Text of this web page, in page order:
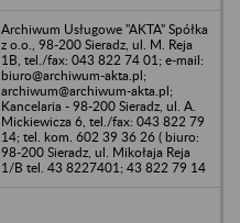
Archiwum Usługowe "AKTA" Spółka
z o.o., 98-200 Sieradz, ul. M. Reja
1B, tel./fax: 043 822 74 01; e-mail:
biuro@archiwum-akta.pl;
archiwum@archiwum-akta.pl;
Kancelaria - 98-200 Sieradz, ul. A.
Mickiewicza 6, tel./fax: 043 822 79
14; tel. kom. 602 39 36 26 ( biuro:
98-200 Sieradz, ul. Mikołaja Reja
1/B tel. 43 8227401; 43 822 79 14